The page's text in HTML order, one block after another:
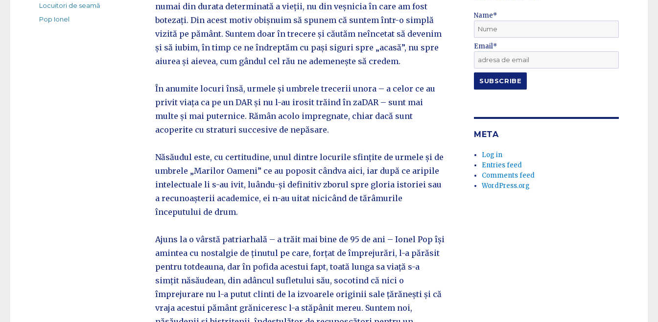
numai din durata determinată a vieții, nu din veșnicia în care am fost
botezați. Din acest motiv obișnuim să spunem că suntem într-o simplă
vizită pe pământ. Suntem doar în trecere și căutăm neîncetat să devenim
și să iubim, în timp ce ne îndreptăm cu pași siguri spre „acasă”, nu spre
aiurea și aievea, cum gândul cel rău ne ademenește să credem.
În anumite locuri însă, urmele și umbrele trecerii unora – a celor ce au
privit viața ca pe un DAR și nu l-au irosit trăind în zaDAR – sunt mai
multe și mai puternice. Rămân acolo impregnate, chiar dacă sunt
acoperite cu straturi succesive de nepăsare.
Năsăudul este, cu certitudine, unul dintre locurile sfințite de urmele și de
umbrele „Marilor Oameni” ce au poposit cândva aici, iar după ce aripile
intelectuale li s-au ivit, luându-și definitiv zborul spre gloria istoriei sau
a recunoașterii academice, ei n-au uitat nicicând de tărâmurile
începutului de drum.
Ajuns la o vârstă patriarhală – a trăit mai bine de 95 de ani – Ionel Pop își
amintea cu nostalgie de ținutul pe care, forțat de împrejurări, l-a părăsit
pentru totdeauna, dar în pofida acestui fapt, toată lunga sa viață s-a
simțit năsăudean, din adâncul sufletului său, socotind că nici o
împrejurare nu l-a putut clinti de la izvoarele originii sale țărănești și că
vraja acestui pământ grăniceresc l-a stăpânit mereu. Suntem noi,
Categories
Locuitori de seamă
Tags
Pop Ionel Name*
Email*
META
Log in
Entries feed
Comments feed
WordPress.org